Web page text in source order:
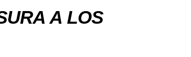
A LOS